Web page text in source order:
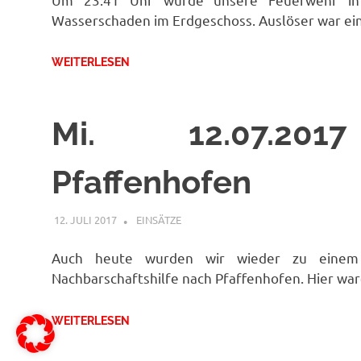
Wasserschaden im Erdgeschoss. Auslöser war
WEITERLESEN
Mi.
Pfaffenhofen
12. JULI 2017 FFWRIETZ
EINSÄTZE
Auch heute wurden wir wieder zu einem
Nachbarschaftshilfe nach Pfaffenhofen. Hier
WEITERLESEN